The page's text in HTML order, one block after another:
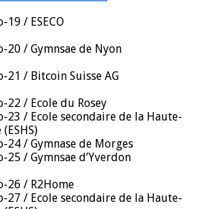
19 / ESECO
20 / Gymnsae de Nyon
21 / Bitcoin Suisse AG
22 / Ecole du Rosey
23 / Ecole secondaire de la Haute-
24 / Gymnase de Morges
25 / Gymnsae d’Yverdon
26 / R2Home
27 / Ecole secondaire de la Haute-